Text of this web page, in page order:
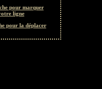
pour marquer
ligne
pour la déplacer